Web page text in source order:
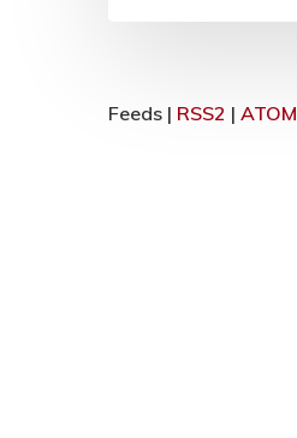
Feeds | RSS2 | ATOM